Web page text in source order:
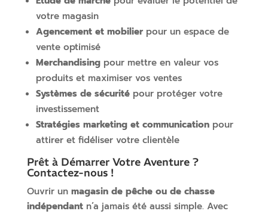
votre magasin
Agencement et mobilierpour un espace de
vente optimisé
Merchandisingpour mettre en valeur vos
produits et maximiser vos ventes
Systèmes de sécuritépour protéger votre
investissement
Stratégies marketing et communicationpour
attirer et fidéliser votre clientèle
Prêt à Démarrer Votre Aventure ?
Contactez-nous !
Ouvrir un magasin de pêche ou de chasse
indépendantn’a jamais été aussi simple. Avec